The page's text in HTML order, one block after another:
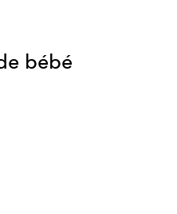
bébé